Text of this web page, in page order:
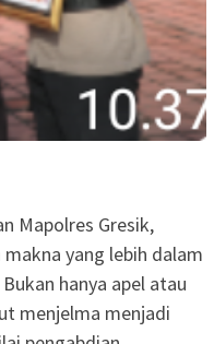
Mapolres Gresik,
yang lebih dalam
hanya apel atau
menjelma menjadi